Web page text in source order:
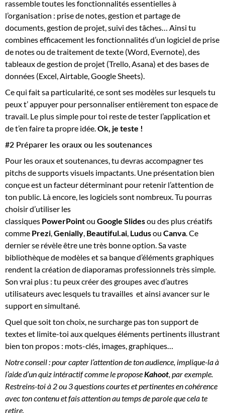
rassemble toutes les fonctionnalités essentielles à
l’organisation : prise de notes, gestion et partage de
documents, gestion de projet, suivi des tâches… Ainsi tu
combines efficacement les fonctionnalités d’un logiciel de prise
de notes ou de traitement de texte (Word, Evernote), des
tableaux de gestion de projet (Trello, Asana) et des bases de
données (Excel, Airtable, Google Sheets).
Ce qui fait sa particularité, ce sont ses modèles sur lesquels tu
peux t’ appuyer pour personnaliser entièrement ton espace de
travail. Le plus simple pour toi reste de tester l’application et
de t’en faire ta propre idée. Ok, je teste !
#2 Préparer les oraux ou les soutenances
Pour les oraux et soutenances, tu devras accompagner tes
pitchs de supports visuels impactants. Une présentation bien
conçue est un facteur déterminant pour retenir l’attention de
ton public. Là encore, les logiciels sont nombreux. Tu pourras
choisir d’utiliser les
classiques PowerPointou Google Slidesou des plus créatifs
comme Prezi Genially Beautiful.ai Ludusou Canva . Ce
dernier se révèle être une très bonne option. Sa vaste
bibliothèque de modèles et sa banque d’éléments graphiques
rendent la création de diaporamas professionnels très simple.
Son vrai plus : tu peux créer des groupes avec d’autres
utilisateurs avec lesquels tu travailles et ainsi avancer sur le
support en simultané.
Quel que soit ton choix, ne surcharge pas ton support de
textes et limite-toi aux quelques éléments pertinents illustrant
bien ton propos : mots-clés, images, graphiques…
Notre conseil :pour capter l’attention de ton audience, implique-la à
l’aide d’un quiz intéractif comme le propose Kahoot , par exemple.
Restreins-toi à 2 ou 3 questions courtes et pertinentes en cohérence
avec ton contenu et fais attention au temps de parole que cela te
retire.